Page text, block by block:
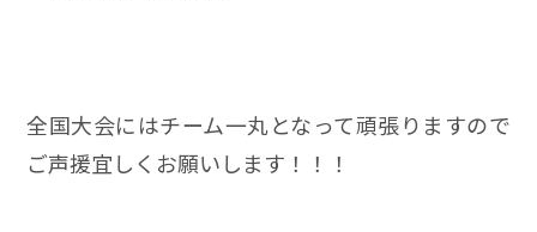
全国大会にはチーム一丸となって頑張りますので
ご声援宜しくお願いします！！！